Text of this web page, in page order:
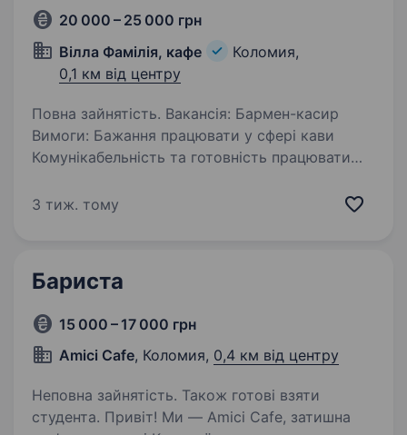
20 000 – 25 000 грн
Вілла Фамілія, кафе
Коломия,
0,1 км від центру
Повна зайнятість. Вакансія: Бармен-касир
Вимоги: Бажання працювати у сфері кави
Комунікабельність та готовність працювати
та зберігати спокій у стресових ситуаціях
3 тиж. тому
Бариста
15 000 – 17 000 грн
Amici Cafe, Коломия, 0,4 км від центру
Неповна зайнятість. Також готові взяти
студента. Привіт! Ми — Amici Cafe, затишна